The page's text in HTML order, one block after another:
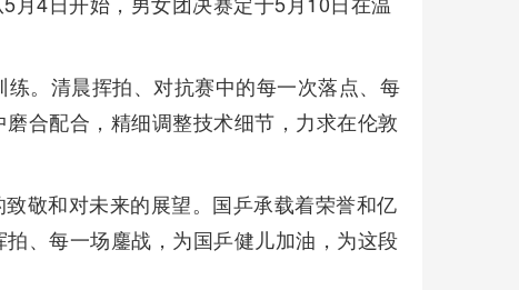
。清晨挥拍、对抗赛中的每一次落点、每
合配合，精细调整技术细节，力求在伦敦
敬和对未来的展望。国乒承载着荣誉和亿
、每一场鏖战，为国乒健儿加油，为这段